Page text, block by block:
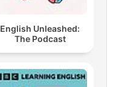
English Unleashed:
The Podcast